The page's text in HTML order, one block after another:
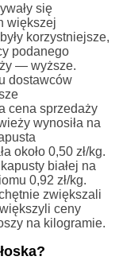
się
większej
korzystniejsze,
podanego
— wyższe.
dostawców
cena sprzedaży
wynosiła na
około 0,50 zł/kg.
białej na
0,92 zł/kg.
zwiększali
ceny
na kilogramie.